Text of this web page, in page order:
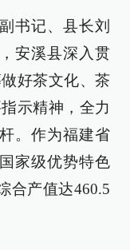
书记、县长刘
安溪县深入贯
好茶文化、茶
示精神，全力
。作为福建省
家级优势特色
合产值达460.5